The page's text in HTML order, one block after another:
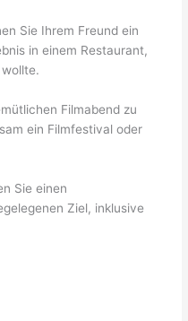
Sie Ihrem Freund ein
in einem Restaurant,
Filmabend zu
ein Filmfestival oder
Sie einen
Ziel, inklusive